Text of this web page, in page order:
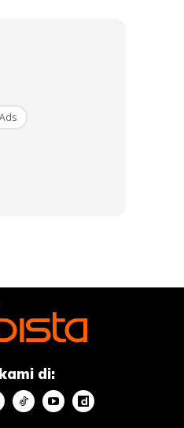
pertamanya.
selamat dilahirkan. Mesti
perancangan ALLAH itu
amanah dan rezeki yang
Ads
di: